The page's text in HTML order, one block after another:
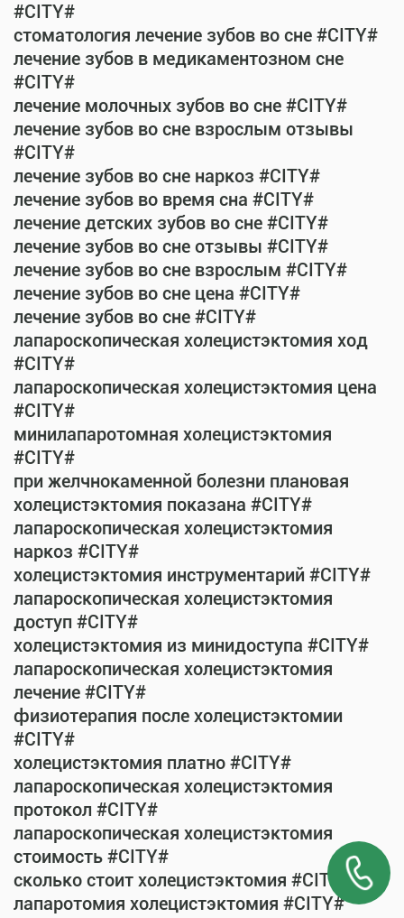
#CITY#
стоматология лечение зубов во сне #CITY#
лечение зубов в медикаментозном сне
#CITY#
лечение молочных зубов во сне #CITY#
лечение зубов во сне взрослым отзывы
#CITY#
лечение зубов во сне наркоз #CITY#
лечение зубов во время сна #CITY#
лечение детских зубов во сне #CITY#
лечение зубов во сне отзывы #CITY#
лечение зубов во сне взрослым #CITY#
лечение зубов во сне цена #CITY#
лечение зубов во сне #CITY#
лапароскопическая холецистэктомия ход
#CITY#
лапароскопическая холецистэктомия цена
#CITY#
минилапаротомная холецистэктомия
#CITY#
при желчнокаменной болезни плановая
холецистэктомия показана #CITY#
лапароскопическая холецистэктомия
наркоз #CITY#
холецистэктомия инструментарий #CITY#
лапароскопическая холецистэктомия
доступ #CITY#
холецистэктомия из минидоступа #CITY#
лапароскопическая холецистэктомия
лечение #CITY#
физиотерапия после холецистэктомии
#CITY#
холецистэктомия платно #CITY#
лапароскопическая холецистэктомия
протокол #CITY#
лапароскопическая холецистэктомия
стоимость #CITY#
сколько стоит холецистэктомия #CITY#
лапаротомия холецистэктомия #CITY#